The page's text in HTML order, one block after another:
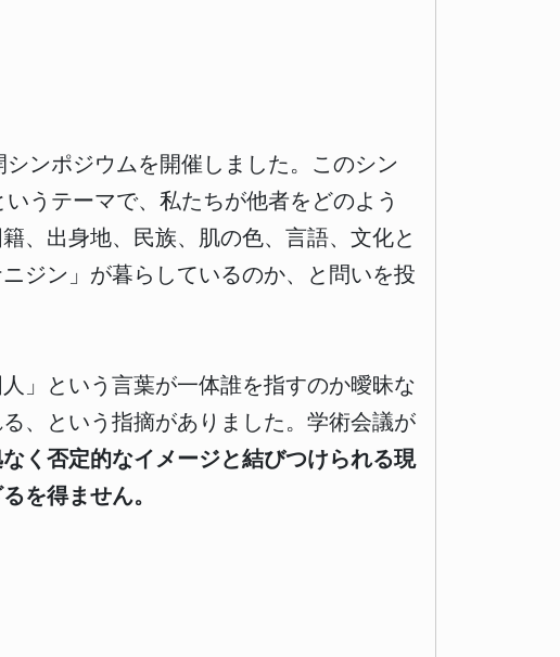
ンポジウムを開催しました。このシン
うテーマで、私たちが他者をどのよう
、出身地、民族、肌の色、言語、文化と
ジン」が暮らしているのか、と問いを投
」という言葉が一体誰を指すのか曖昧な
、という指摘がありました。学術会議が
く否定的なイメージと結びつけられる現
を得ません。